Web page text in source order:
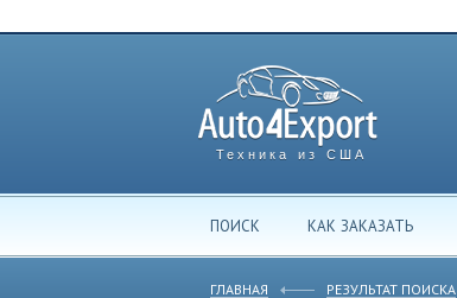
Техника из США
ПОИСК КАК ЗАКАЗАТЬ
ГЛАВНАЯ РЕЗУЛЬТАТ ПОИСКА